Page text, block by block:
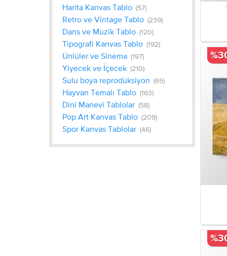
Harita Kanvas Tablo (57)
Retro ve Vintage Tablo (239)
Dans ve Müzik Tablo (120)
Tipografi Kanvas Tablo (192)
Ünlüler ve Sinema (197)
Yiyecek ve İçecek (210)
Sulu boya reprodüksiyon (65)
Hayvan Temalı Tablo (163)
Dini Manevi Tablolar (58)
Pop Art Kanvas Tablo (209)
Spor Kanvas Tablolar (46)